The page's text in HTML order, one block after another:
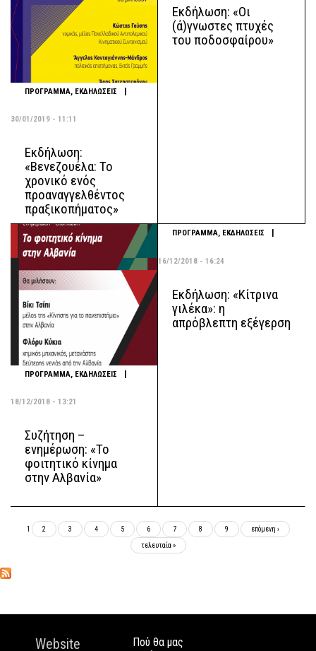
ΠΡΟΓΡΑΜΜΑ ΕΚΔΗΛΩΣΕΙΣ |
30/01/2019 - 11:11
Εκδήλωση:
«Βενεζουέλα: Το
χρονικό ενός
προαναγγελθέντος
πραξικοπήματος»
Εκδήλωση: «Οι
(ά)γνωστες πτυχές
του ποδοσφαίρου»
ΠΡΟΓΡΑΜΜΑ ΕΚΔΗΛΩΣΕΙΣ |
18/12/2018 - 13:21
Συζήτηση –
ενημέρωση: «Το
φοιτητικό κίνημα
στην Αλβανία»
ΠΡΟΓΡΑΜΜΑ, ΕΚΔΗΛΩΣΕΙΣ
16/12/2018 - 16:24
Εκδήλωση: «Κίτρινα
γιλέκα»: η
απρόβλεπτη εξέγερση
Σελίδες
1 2 3 4 5 6 7 8 9 επόμενη ›
τελευταία »
Website
Πού θα μας